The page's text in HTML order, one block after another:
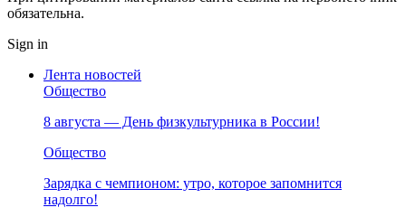
обязательна.
Sign in
Лента новостей
Общество
8 августа — День физкультурника в России!
Общество
Зарядка с чемпионом: утро, которое запомнится
надолго!